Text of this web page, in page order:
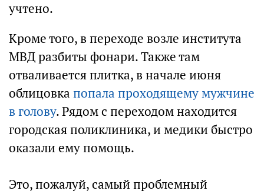
учтено.
Кроме того, в переходе возле института
МВД разбиты фонари. Также там
отваливается плитка, в начале июня
облицовка попала проходящему мужчине
в голову. Рядом с переходом находится
городская поликлиника, и медики быстро
оказали ему помощь.
Это, пожалуй, самый проблемный